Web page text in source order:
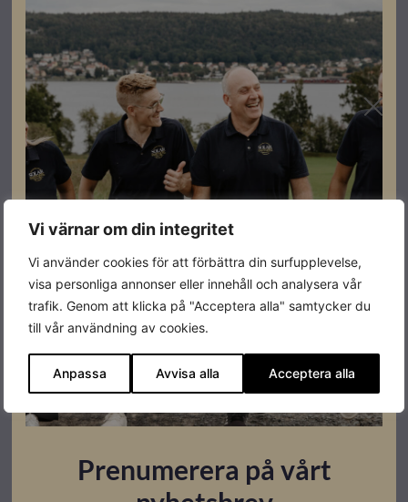
Vi värnar om din integritet
Vi använder cookies för att förbättra din surfupplevelse,
visa personliga annonser eller innehåll och analysera vår
trafik. Genom att klicka på "Acceptera alla" samtycker du
till vår användning av cookies.
Anpassa Avvisa alla Acceptera alla
Färg Svart
Varumärke Birdblocker
Leverantörens
artikelnummer
BB125evo-30c
Ladda ner
Montageanvisningar
Ladda ner
Relaterade produkter
Prenumerera på vårt